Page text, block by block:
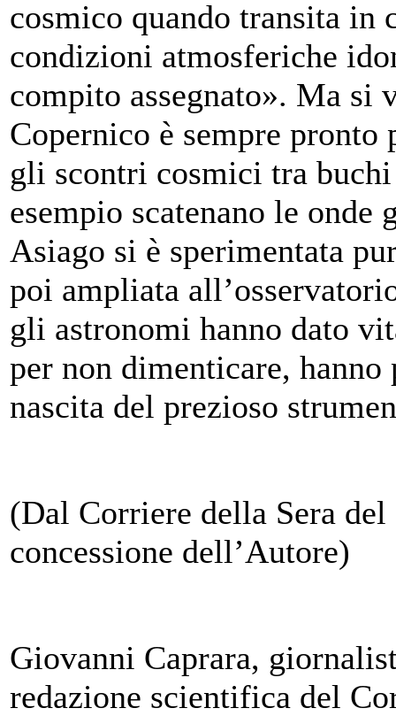
cosmico quando transita in
condizioni atmosferiche
compito assegnato». Ma si
Copernico è sempre
gli scontri cosmici tra
esempio scatenano le
Asiago si è sperimentata
poi ampliata
gli astronomi hanno dato
per non dimenticare,
nascita del prezioso
(Dal Corriere della Sera
concessione dell’Autore)
Giovanni Caprara,
redazione scientifica del